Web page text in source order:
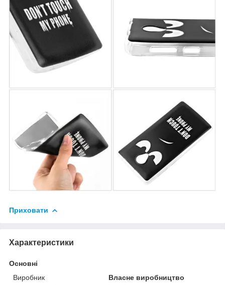
Приховати
Характеристики
Основні
Виробник
Власне виробництво